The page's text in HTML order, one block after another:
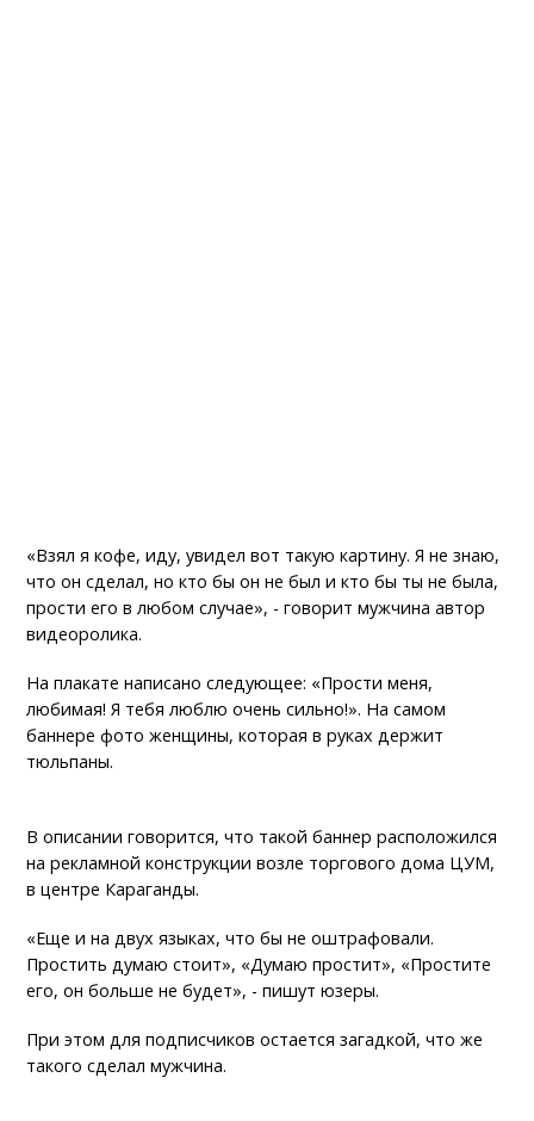
«Взял я кофе, иду, увидел вот такую картину. Я не знаю,
что он сделал, но кто бы он не был и кто бы ты не была,
прости его в любом случае», - говорит мужчина автор
видеоролика.
На плакате написано следующее: «Прости меня,
любимая! Я тебя люблю очень сильно!». На самом
баннере фото женщины, которая в руках держит
тюльпаны.
В описании говорится, что такой баннер расположился
на рекламной конструкции возле торгового дома ЦУМ,
в центре Караганды.
«Еще и на двух языках, что бы не оштрафовали.
Простить думаю стоит», «Думаю простит», «Простите
его, он больше не будет», - пишут юзеры.
При этом для подписчиков остается загадкой, что же
такого сделал мужчина.